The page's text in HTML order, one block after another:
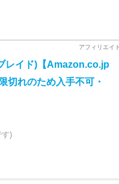
レイド)【Amazon.co.jp
切れのため入手不可・
す)